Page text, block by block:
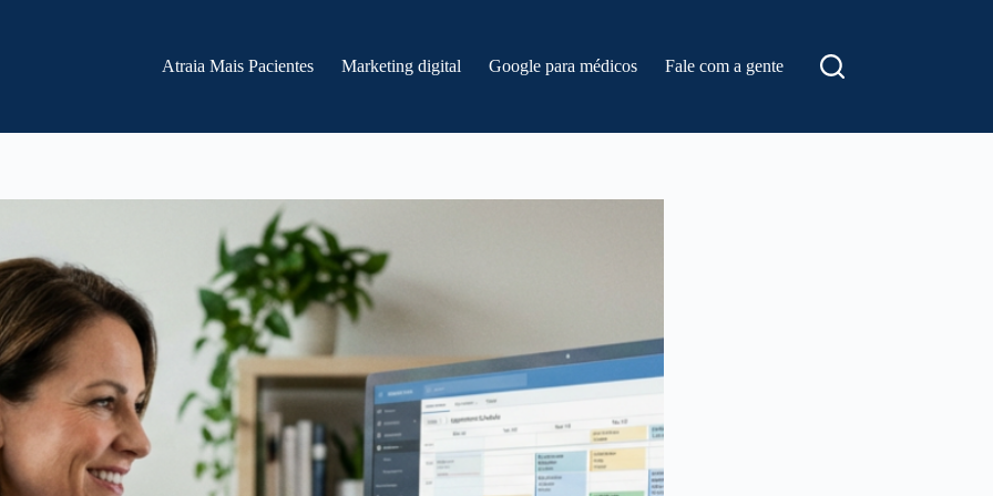
Atraia Mais Pacientes Marketing digital Google para médicos Fale com a gente